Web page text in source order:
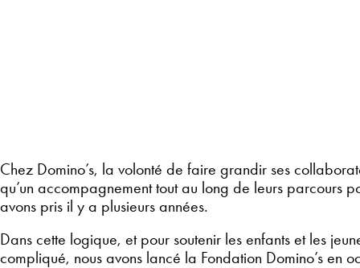
Chez Domino’s, la volonté de faire grandir ses
qu’un accompagnement tout au long de leurs parcours
avons pris il y a plusieurs années.
Dans cette logique, et pour soutenir les enfants et les
compliqué, nous avons lancé la Fondation Domino’s en